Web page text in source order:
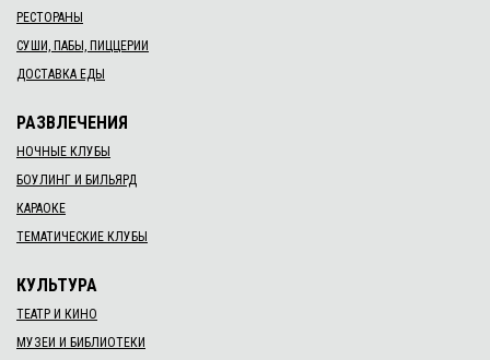
РЕСТОРАНЫ
СУШИ, ПАБЫ, ПИЦЦЕРИИ
ДОСТАВКА ЕДЫ
РАЗВЛЕЧЕНИЯ
НОЧНЫЕ КЛУБЫ
БОУЛИНГ И БИЛЬЯРД
КАРАОКЕ
ТЕМАТИЧЕСКИЕ КЛУБЫ
КУЛЬТУРА
ТЕАТР И КИНО
МУЗЕИ И БИБЛИОТЕКИ